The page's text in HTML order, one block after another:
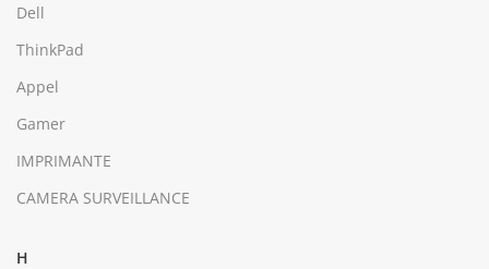
Dell
ThinkPad
Appel
Gamer
IMPRIMANTE
CAMERA SURVEILLANCE
H